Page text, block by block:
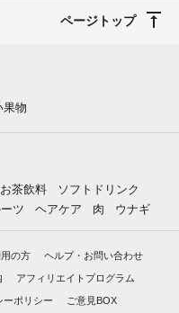
ページトップ
果物
お茶飲料
ソフトドリンク
ツ ヘアケア 肉 ウナギ
の方 ヘルプ・お問い合わせ
アフィリエイトプログラム
ーポリシー ご意見BOX